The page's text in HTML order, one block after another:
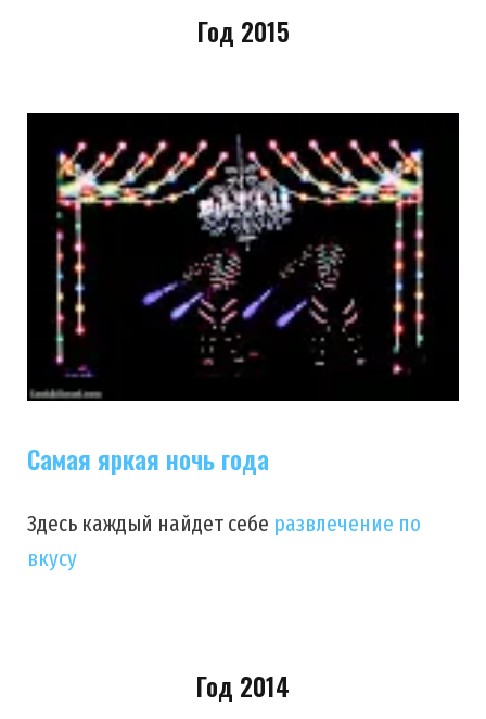
Год 2015
Самая яркая ночь года
Здесь каждый найдет себе развлечение по
вкусу
Год 2014